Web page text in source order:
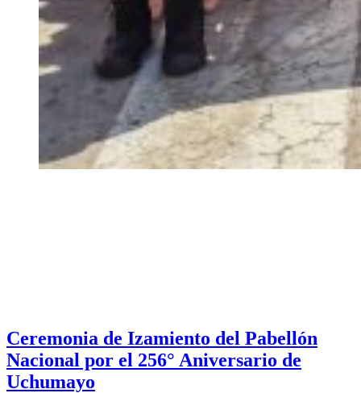
Ceremonia de Izamiento del Pabellón
Nacional por el 256° Aniversario de
Uchumayo